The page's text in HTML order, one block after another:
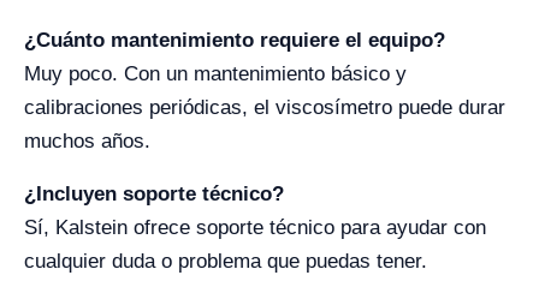
¿Cuánto mantenimiento requiere el equipo?
Muy poco. Con un mantenimiento básico y
calibraciones periódicas, el viscosímetro puede durar
muchos años.
¿Incluyen soporte técnico?
Sí, Kalstein ofrece soporte técnico para ayudar con
cualquier duda o problema que puedas tener.